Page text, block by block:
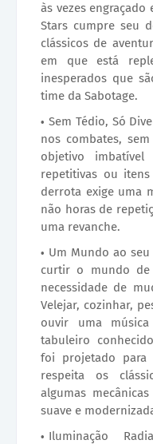
às vezes engraçado
Stars cumpre seu
clássicos de
em que está
inesperados que
time da Sabotage.
Sem Tédio, Só
nos combates,
objetivo
repetitivas ou
derrota exige uma
não horas de
uma revanche.
Um Mundo ao
curtir o mundo
necessidade de
Velejar, cozinhar,
ouvir uma
tabuleiro
foi projetado para
respeita os
algumas
suave e
Iluminação